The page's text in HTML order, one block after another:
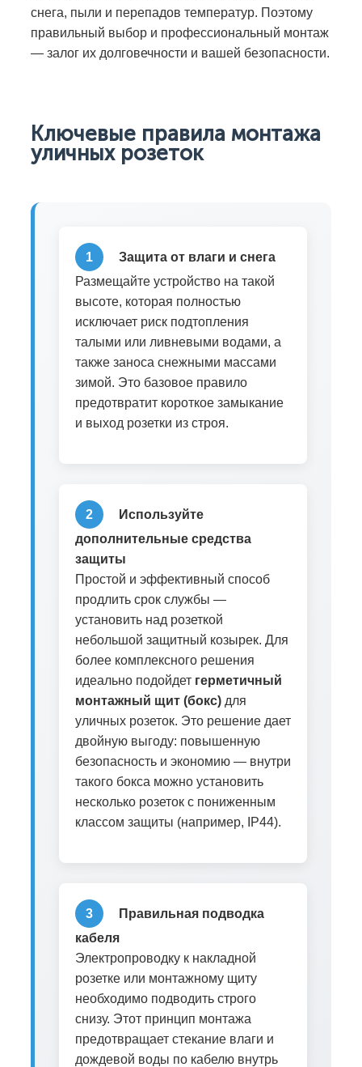
снега, пыли и перепадов температур. Поэтому
правильный выбор и профессиональный монтаж
— залог их долговечности и вашей безопасности.
Ключевые правила монтажа
уличных розеток
1
Защита от влаги и снега
Размещайте устройство на такой
высоте, которая полностью
исключает риск подтопления
талыми или ливневыми водами, а
также заноса снежными массами
зимой. Это базовое правило
предотвратит короткое замыкание
и выход розетки из строя.
2
Используйте
дополнительные средства
защиты
Простой и эффективный способ
продлить срок службы —
установить над розеткой
небольшой защитный козырек. Для
более комплексного решения
идеально подойдет герметичный
монтажный щит (бокс) для
уличных розеток. Это решение дает
двойную выгоду: повышенную
безопасность и экономию — внутри
такого бокса можно установить
несколько розеток с пониженным
классом защиты (например, IP44).
3
Правильная подводка
кабеля
Электропроводку к накладной
розетке или монтажному щиту
необходимо подводить строго
снизу. Этот принцип монтажа
предотвращает стекание влаги и
дождевой воды по кабелю внутрь